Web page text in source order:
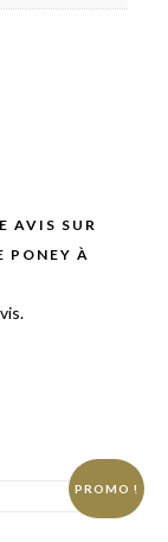
AVIS SUR
PONEY À
PROMO !